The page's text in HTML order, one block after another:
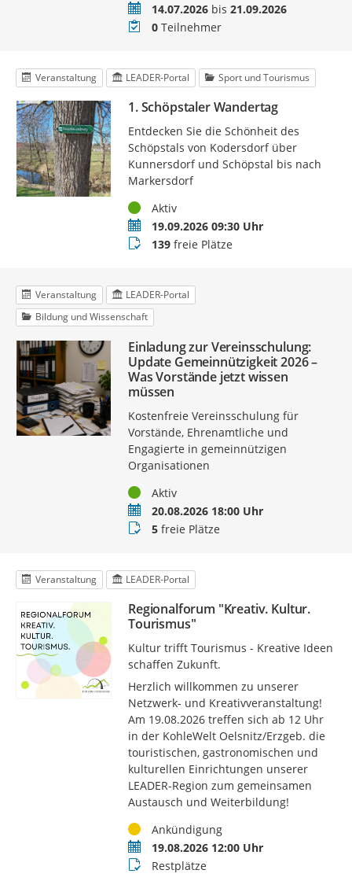
Zeitraum14.07.2026bis 21.09.2026
Teilnehmer
0Teilnehmer
Veranstaltung LEADER-Portal Sport und Tourismus
1. Schöpstaler Wandertag
Entdecken Sie die Schönheit des
Schöpstals von Kodersdorf über
Kunnersdorf und Schöpstal bis nach
Markersdorf
StatusAktiv
Termin19.09.2026 09:30 Uhr
Buchungsstatus
139freie Plätze
Veranstaltung
LEADER-Portal
Bildung und Wissenschaft
Einladung zur Vereinsschulung:
Update Gemeinnützigkeit 2026 –
Was Vorstände jetzt wissen
müssen
Kostenfreie Vereinsschulung für
Vorstände, Ehrenamtliche und
Engagierte in gemeinnützigen
Organisationen
StatusAktiv
Termin20.08.2026 18:00 Uhr
Buchungsstatus
5freie Plätze
Veranstaltung LEADER-Portal
Regionalforum "Kreativ. Kultur.
Tourismus"
Kultur trifft Tourismus - Kreative Ideen
schaffen Zukunft.
Herzlich willkommen zu unserer
Netzwerk- und Kreativveranstaltung!
Am 19.08.2026 treffen sich ab 12 Uhr
in der KohleWelt Oelsnitz/Erzgeb. die
touristischen, gastronomischen und
kulturellen Einrichtungen unserer
LEADER-Region zum gemeinsamen
Austausch und Weiterbildung!
StatusAnkündigung
Termin19.08.2026 12:00 Uhr
Buchungsstatus
Restplätze